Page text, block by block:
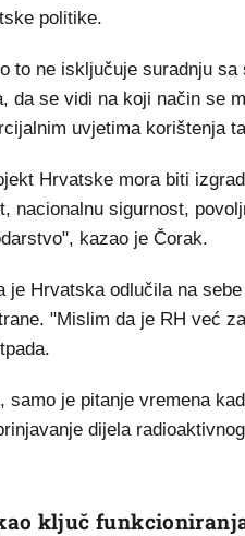
politike.
to ne isključuje suradnju
da se vidi na koji način se
uvjetima korištenja
Hrvatske mora biti
nacionalnu sigurnost,
kazao je Čorak.
je Hrvatska odlučila na
"Mislim da je RH već
samo je pitanje vremena
dijela
ključ